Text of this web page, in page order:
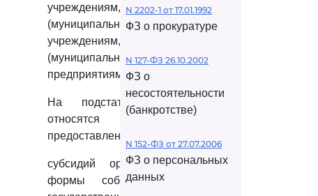
учреждениям, государственным
(муниципальным) автономным
учреждениям, государственным
(муниципальным) унитарным
предприятиям;
На подстатью КОСГУ 242
относятся расходы на
предоставление:
субсидий организациям любой
формы собственности, кроме
N 2202-1 от 17.01.1992
ФЗ о прокуратуре
N 127-ФЗ 26.10.2002
ФЗ о
несостоятельности
(банкротстве)
N 152-ФЗ от 27.07.2006
ФЗ о персональных
данных